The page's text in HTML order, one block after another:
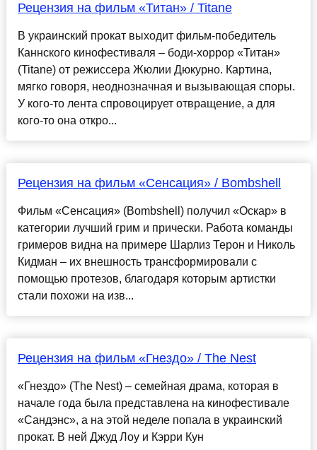
Рецензия на фильм «Титан» / Titane
В украинский прокат выходит фильм-победитель
Каннского кинофестиваля – боди-хоррор «Титан»
(Titane) от режиссера Жюлии Дюкурно. Картина,
мягко говоря, неоднозначная и вызывающая споры.
У кого-то лента спровоцирует отвращение, а для
кого-то она откро...
Рецензия на фильм «Сенсация» / Bombshell
Фильм «Сенсация» (Bombshell) получил «Оскар» в
категории лучший грим и прически. Работа команды
гримеров видна на примере Шарлиз Терон и Николь
Кидман – их внешность трансформировали с
помощью протезов, благодаря которым артистки
стали похожи на изв...
Рецензия на фильм «Гнездо» / The Nest
«Гнездо» (The Nest) – семейная драма, которая в
начале года была представлена на кинофестивале
«Сандэнс», а на этой неделе попала в украинский
прокат. В ней Джуд Лоу и Кэрри Кун